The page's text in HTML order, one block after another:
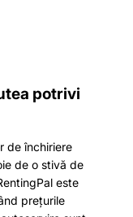
potrivi
de închiriere
de o stivă de
este
prețurile